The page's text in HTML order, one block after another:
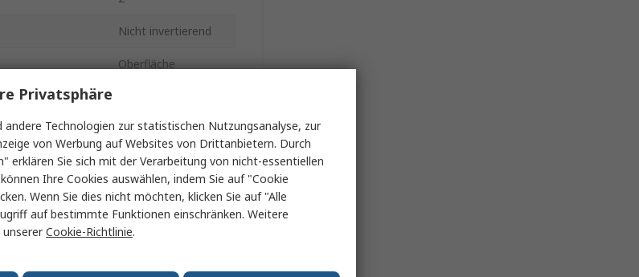
Nicht invertierend
Oberfläche
8
1.2V
CMOS
3.6V
Privatsphäre
andere Technologien zur statistischen Nutzungsanalyse, zur
von Werbung auf Websites von Drittanbietern. Durch
erklären Sie sich mit der Verarbeitung von nicht-essentiellen
Ihre Cookies auswählen, indem Sie auf "Cookie
Wenn Sie dies nicht möchten, klicken Sie auf "Alle
auf bestimmte Funktionen einschränken. Weitere
Cookie-Richtlinie.